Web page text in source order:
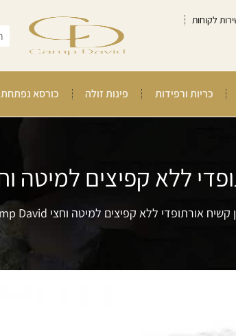
לקוחות
כריות ורפידות פינות זולה כורסא נפתחת